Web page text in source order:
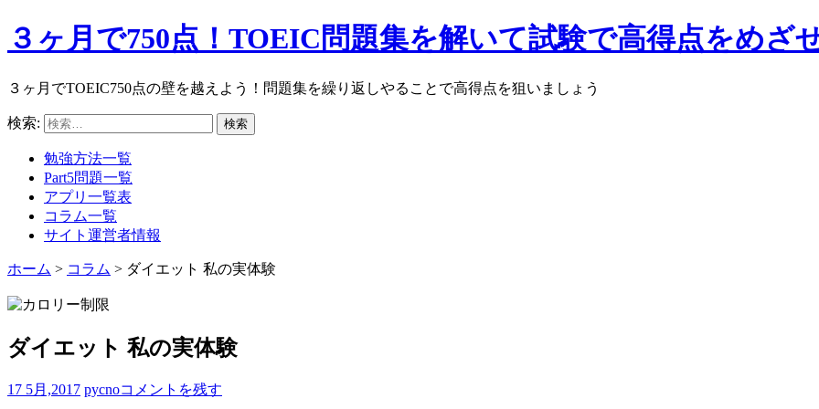
３ヶ月で750点！TOEIC問題集を解いて試験で高得点をめざ
３ヶ月でTOEIC750点の壁を越えよう！問題集を繰り返しやることで高得点を狙いましょう
検索:
勉強方法一覧
Part5問題一覧
アプリ一覧表
コラム一覧
サイト運営者情報
ホーム > コラム > ダイエット 私の実体験
ダイエット 私の実体験
17 5月,2017 pycnoコメントを残す